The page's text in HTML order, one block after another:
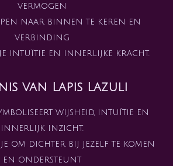
vermogen
naar binnen te keren en
verbinding
je intuïtie en innerlijke kracht.
van Lapis Lazuli
wijsheid, intuïtie en
innerlijk inzicht.
je om dichter bij jezelf te komen
en ondersteunt